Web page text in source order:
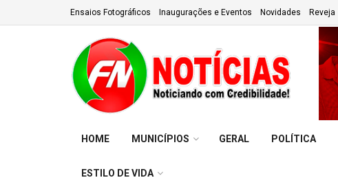
Ensaios Fotográficos Inaugurações e Eventos Novidades Reveja
HOME MUNICÍPIOS GERAL POLÍTICA
ESTILO DE VIDA